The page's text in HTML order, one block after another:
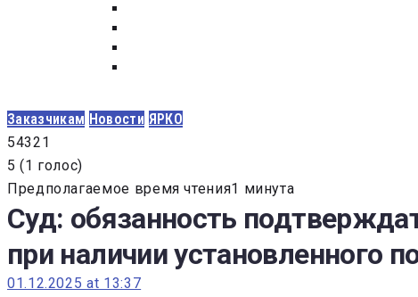
Заказчикам Новости ЯРКО
54321
5 (1 голос)
Предполагаемое время чтения1 минута
Суд: обязанность
при наличии установленного
01.12.2025 at 13:37